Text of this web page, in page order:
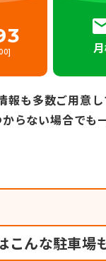
報も多数ご用意し
らない場合でも
こんな駐車場